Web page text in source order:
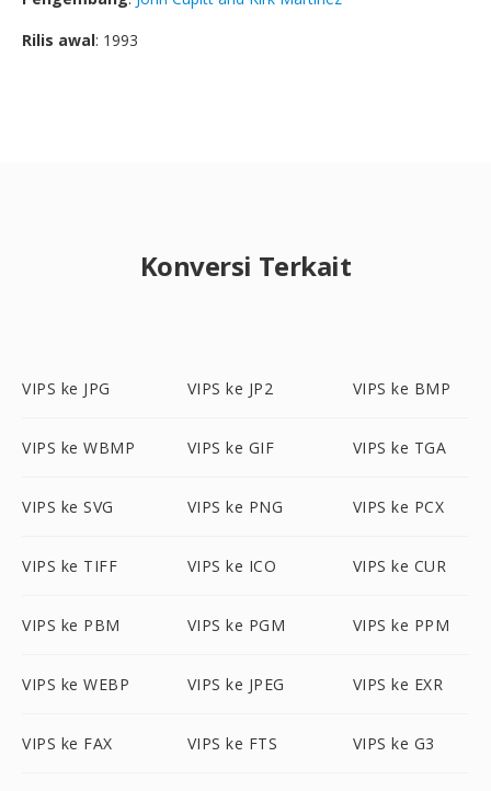
Rilis awal: 1993
Konversi Terkait
VIPS ke JPG VIPS ke JP2 VIPS ke BMP
VIPS ke WBMP VIPS ke GIF VIPS ke TGA
VIPS ke SVG VIPS ke PNG VIPS ke PCX
VIPS ke TIFF VIPS ke ICO VIPS ke CUR
VIPS ke PBM VIPS ke PGM VIPS ke PPM
VIPS ke WEBP VIPS ke JPEG VIPS ke EXR
VIPS ke FAX VIPS ke FTS VIPS ke G3